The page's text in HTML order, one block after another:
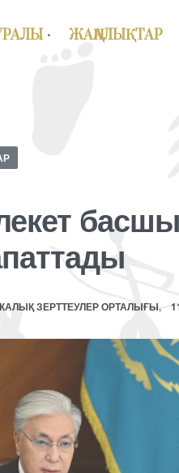
ЖАҢАЛЫҚТАР
ЗЕРТТЕУЛЕР ОРТАЛЫҒЫ